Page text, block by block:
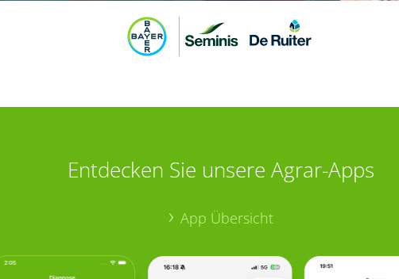
Entdecken Sie unsere Agrar-Apps
App Übersicht